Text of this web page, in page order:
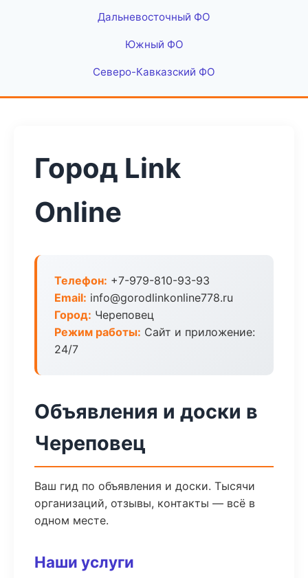
Дальневосточный ФО
Южный ФО
Северо-Кавказский ФО
Город Link
Online
Телефон: +7-979-810-93-93
Email: info@gorodlinkonline778.ru
Город: Череповец
Режим работы: Сайт и приложение:
24/7
Объявления и доски в
Череповец
Ваш гид по объявления и доски. Тысячи
организаций, отзывы, контакты — всё в
одном месте.
Наши услуги